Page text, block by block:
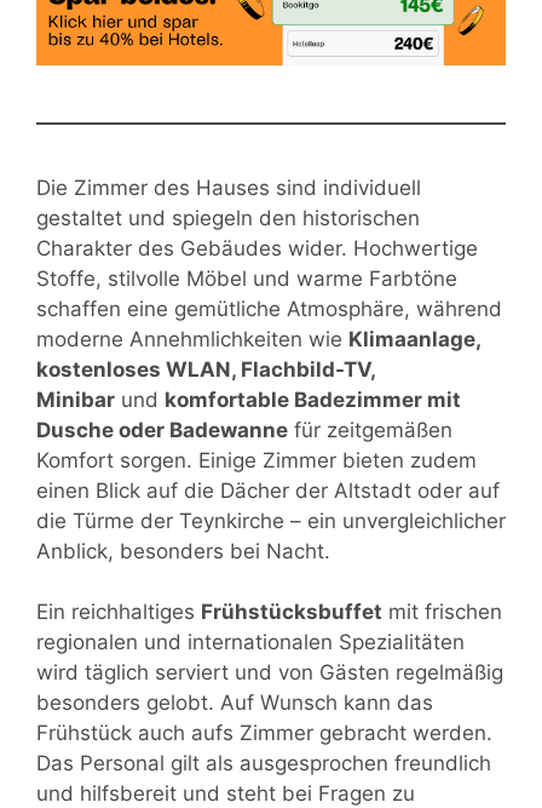
Die Zimmer des Hauses sind individuell
gestaltet und spiegeln den historischen
Charakter des Gebäudes wider. Hochwertige
Stoffe, stilvolle Möbel und warme Farbtöne
schaffen eine gemütliche Atmosphäre, während
moderne Annehmlichkeiten wie Klimaanlage,
kostenloses WLAN, Flachbild-TV,
Minibar und komfortable Badezimmer mit
Dusche oder Badewanne für zeitgemäßen
Komfort sorgen. Einige Zimmer bieten zudem
einen Blick auf die Dächer der Altstadt oder auf
die Türme der Teynkirche – ein unvergleichlicher
Anblick, besonders bei Nacht.
Ein reichhaltiges Frühstücksbuffet mit frischen
regionalen und internationalen Spezialitäten
wird täglich serviert und von Gästen regelmäßig
besonders gelobt. Auf Wunsch kann das
Frühstück auch aufs Zimmer gebracht werden.
Das Personal gilt als ausgesprochen freundlich
und hilfsbereit und steht bei Fragen zu